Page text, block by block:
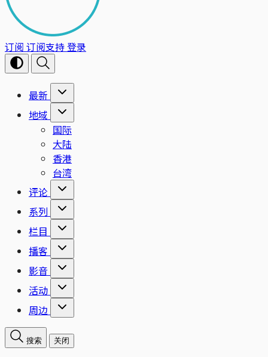
订阅 订阅支持登录
最新
地域
国际
大陆
香港
台湾
评论
系列
栏目
播客
影音
活动
周边
搜索 关闭